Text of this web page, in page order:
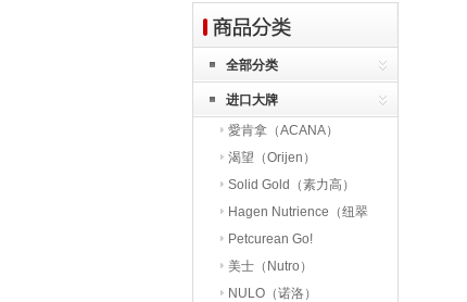
全部分类
进口大牌
愛肯拿（ACANA）
渴望（Orijen）
Solid Gold（素力高）
Hagen Nutrience（纽翠
斯）
Petcurean Go!
美士（Nutro）
NULO（诺洛）